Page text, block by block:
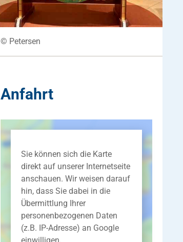
© Petersen
Anfahrt
Sie können sich die Karte
direkt auf unserer Internetseite
anschauen. Wir weisen darauf
hin, dass Sie dabei in die
Übermittlung Ihrer
personenbezogenen Daten
(z.B. IP-Adresse) an Google
einwilligen.